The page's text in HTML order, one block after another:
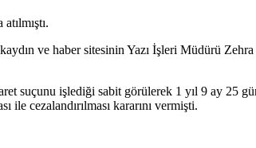
ve haber sitesinin Yazı İşleri Müdürü Zehra
suçunu işlediği sabit görülerek 1 yıl 9 ay 25
cezalandırılması kararını vermişti.